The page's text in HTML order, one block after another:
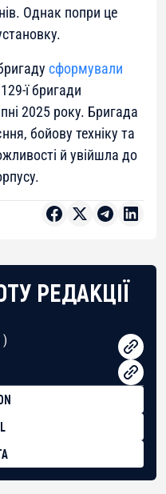
Однак попри це
сформували
ї бригади
2025 року. Бригада
бойову техніку та
й увійшла до
РЕДАКЦІЇ
)